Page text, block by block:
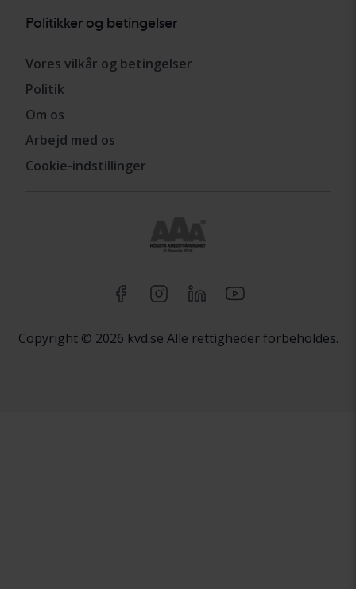
Politikker og betingelser
Vores vilkår og betingelser
Politik
Om os
Arbejd med os
Cookie-indstillinger
Copyright © 2026 kvd.se Alle rettigheder forbeholdes.